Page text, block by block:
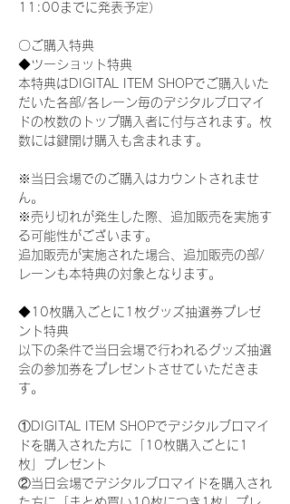
11:00までに発表予定）
〇ご購入特典
◆ツーショット特典
本特典はDIGITAL ITEM SHOPでご購入いた
だいた各部/各レーン毎のデジタルブロマイ
ドの枚数のトップ購入者に付与されます。枚
数には鍵開け購入も含まれます。
※当日会場でのご購入はカウントされませ
ん。
※売り切れが発生した際、追加販売を実施す
る可能性がございます。
追加販売が実施された場合、追加販売の部/
レーンも本特典の対象となります。
◆10枚購入ごとに1枚グッズ抽選券プレゼ
ント特典
以下の条件で当日会場で行われるグッズ抽選
会の参加券をプレゼントさせていただきま
す。
①DIGITAL ITEM SHOPでデジタルブロマイ
ドを購入された方に「10枚購入ごとに1
枚」プレゼント
②当日会場でデジタルブロマイドを購入され